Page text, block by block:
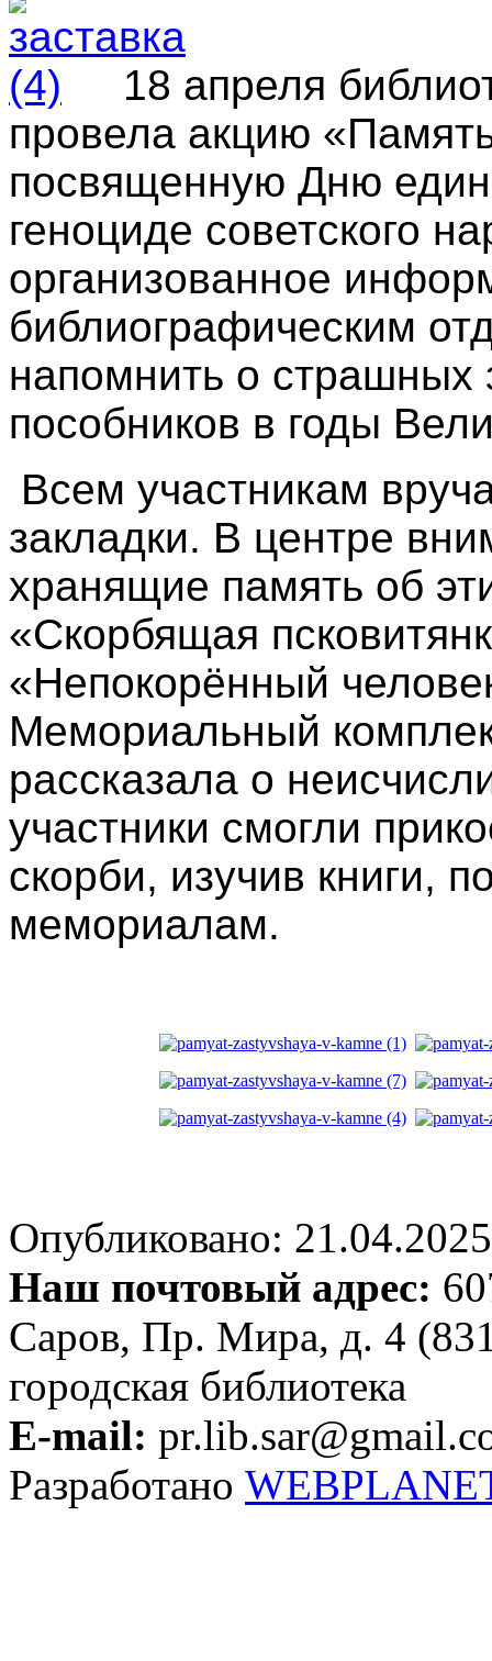
18 апреля
провела акцию
посвященную Дню
геноциде советского
организованное
библиографическим
напомнить о страшных
пособников в годы
Всем участникам
закладки. В центре
хранящие память об
«Скорбящая
«Непокорённый
Мемориальный
рассказала о
участники смогли
скорби, изучив книги,
мемориалам.
Опубликовано:
Наш почтовый адрес:
Саров, Пр. Мира, д. 4
городская библиотека
E-mail:
Разработано